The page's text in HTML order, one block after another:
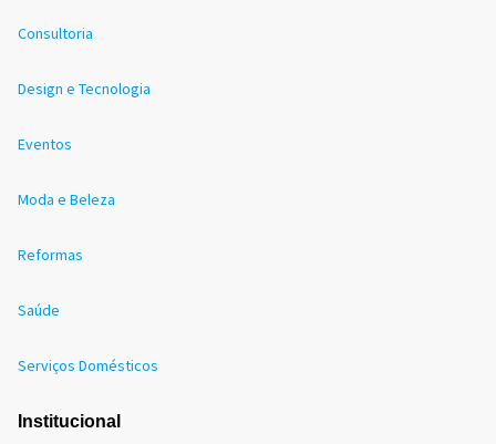
Consultoria
Design e Tecnologia
Eventos
Moda e Beleza
Reformas
Saúde
Serviços Domésticos
Institucional